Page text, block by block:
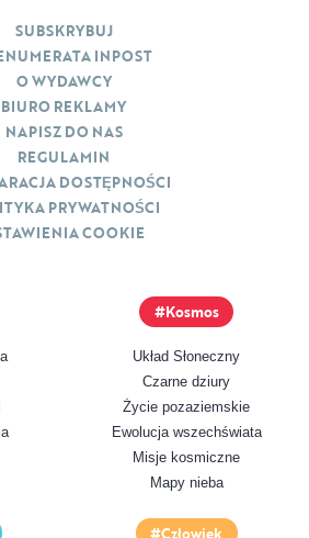
Kosmos
Układ Słoneczny
Czarne dziury
Życie pozaziemskie
Ewolucja wszechświata
Misje kosmiczne
Mapy nieba
Człowiek
SUBSKRYBUJ
INPOST
O WYDAWCY
BIURO REKLAMY
NAPISZ DO NAS
REGULAMIN
DOSTĘPNOŚCI
PRYWATNOŚCI
COOKIE